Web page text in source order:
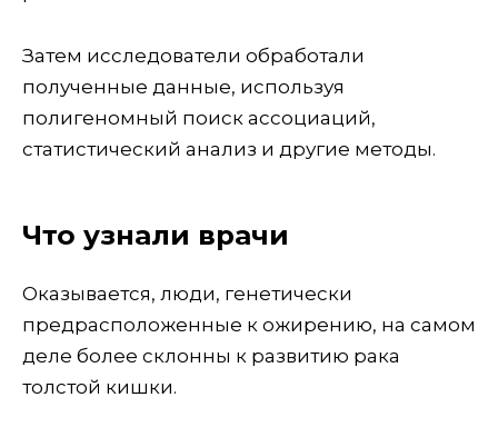
Затем исследователи обработали
полученные данные, используя
полигеномный поиск ассоциаций,
статистический анализ и другие методы.
Что узнали врачи
Оказывается, люди, генетически
предрасположенные к ожирению, на самом
деле более склонны к развитию рака
толстой кишки.